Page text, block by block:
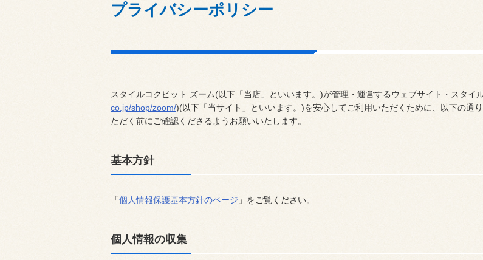
プライバシーポリシー
スタイルコクピット ズーム(以下「当店」といいます。)が管理・運営するウェブサイト・スタイ
co.jp/shop/zoom/)(以下「当サイト」といいます。)を安心してご利用いただくために、以下の通
ただく前にご確認くださるようお願いいたします。
基本方針
「個人情報保護基本方針のページ 」をご覧ください。
個人情報の収集